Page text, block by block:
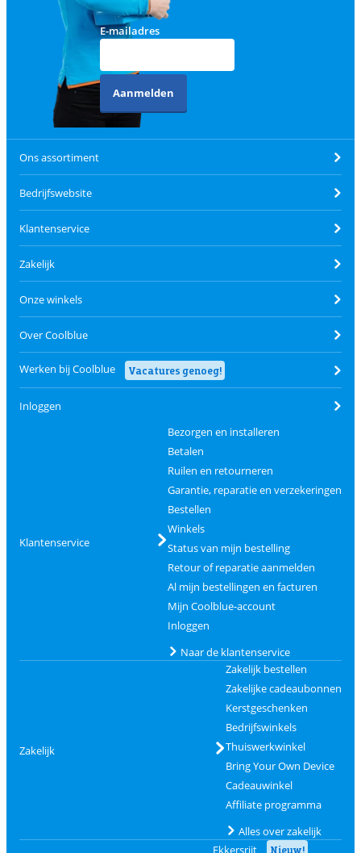
E-mailadres
Aanmelden
Ons assortiment
Bedrijfswebsite
Klantenservice
Zakelijk
Onze winkels
Over Coolblue
Werken bij Coolblue Vacatures genoeg!
Inloggen
Klantenservice
Bezorgen en installeren
Betalen
Ruilen en retourneren
Garantie, reparatie en verzekeringen
Bestellen
Winkels
Status van mijn bestelling
Retour of reparatie aanmelden
Al mijn bestellingen en facturen
Mijn Coolblue-account
Inloggen
Naar de klantenservice
Zakelijk
Zakelijk bestellen
Zakelijke cadeaubonnen
Kerstgeschenken
Bedrijfswinkels
Thuiswerkwinkel
Bring Your Own Device
Cadeauwinkel
Affiliate programma
Alles over zakelijk
Ekkersrijt Nieuw!